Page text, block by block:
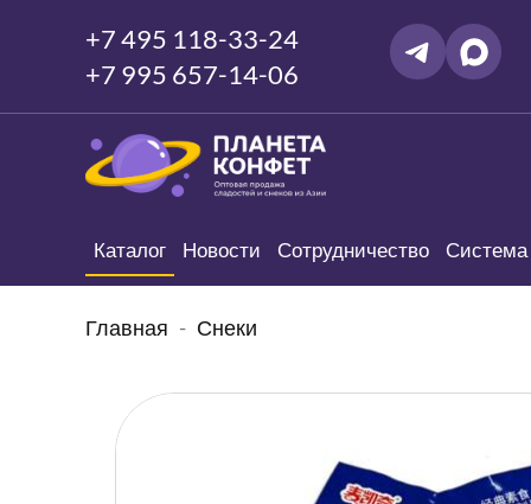
+7 495 118-33-24
+7 995 657-14-06
Каталог Новости Сотрудничество Система
Главная Снеки